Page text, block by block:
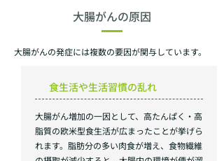
大腸がんの原因
大腸がんの発症には複数の要因が関与しています。
食生活や生活習慣の乱れ
大腸がん増加の一因として、高たんぱく・高
脂質の欧米型食生活が広まったことが挙げら
れます。脂肪分の多い肉食が増え、食物繊維